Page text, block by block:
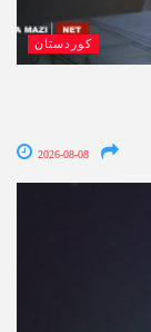
کوردستان
2026-08-08